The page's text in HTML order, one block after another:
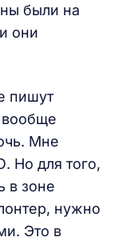
были на
они
пишут
Мне
Но для того,
в зоне
нужно
Это в